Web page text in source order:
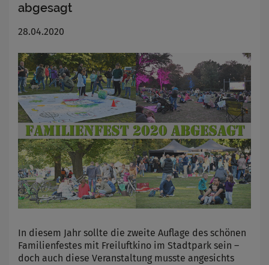
abgesagt
28.04.2020
In diesem Jahr sollte die zweite Auflage des schönen
Familienfestes mit Freiluftkino im Stadtpark sein –
doch auch diese Veranstaltung musste angesichts